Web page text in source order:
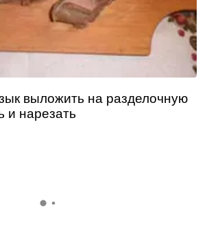
выложить на разделочную
и нарезать